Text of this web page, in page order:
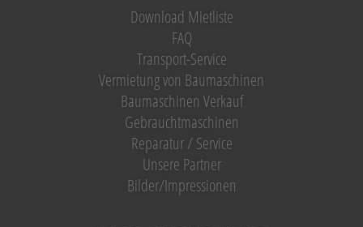
Download Mietliste
FAQ
Transport-Service
Vermietung von Baumaschinen
Baumaschinen Verkauf
Gebrauchtmaschinen
Reparatur / Service
Unsere Partner
Bilder/Impressionen